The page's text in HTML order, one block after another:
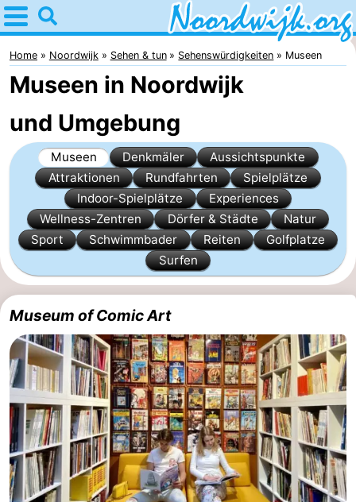
Home
Noordwijk
Tipps
Für
Kindern
Übernachten
Appartements
Campingplätze
Ferienhäuser
De
Gouden
Spar
-
De
Noordduinen
-
Duinresort
Dunimar
-
Noordwijkse
Duinen
-
Parc
Hotels
Home Noordwijk Sehen & tun Sehenswürdigkeiten Museen
Museen in Noordwijk
und Umgebung
Museen Denkmäler
Aussichtspunkte
Attraktionen
Rundfahrten
Spielplätze
Indoor-Spielplätze
Experiences
Wellness-Zentren
Dörfer & Städte
Natur
Sport
Schwimmbader Reiten
Golfplatze
Surfen
Museum of Comic Art